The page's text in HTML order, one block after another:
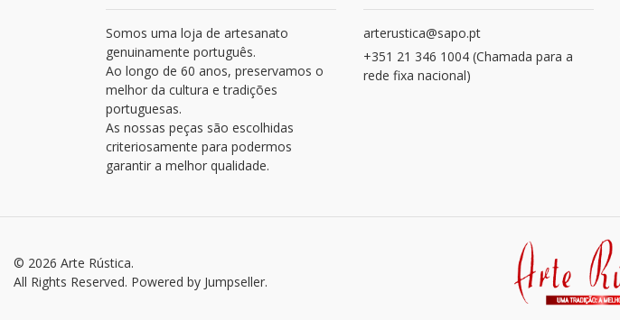
Somos uma loja de artesanato
genuinamente português.
Ao longo de 60 anos, preservamos o
melhor da cultura e tradições
portuguesas.
As nossas peças são escolhidas
criteriosamente para podermos
garantir a melhor qualidade.
arterustica@sapo.pt
+351 21 346 1004 (Chamada para a
rede fixa nacional)
© 2026 Arte Rústica.
All Rights Reserved. Powered by Jumpseller.